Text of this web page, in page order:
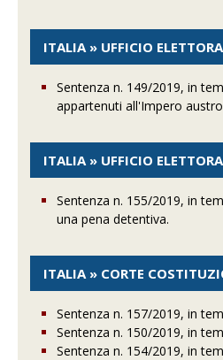
ITALIA » UFFICIO
Sentenza n. 149/2019, in
appartenuti all'Impero
ITALIA » UFFICIO
Sentenza n. 155/2019, in
una pena detentiva.
ITALIA » CORTE
Sentenza n. 157/2019, in
Sentenza n. 150/2019, in
Sentenza n. 154/2019, in